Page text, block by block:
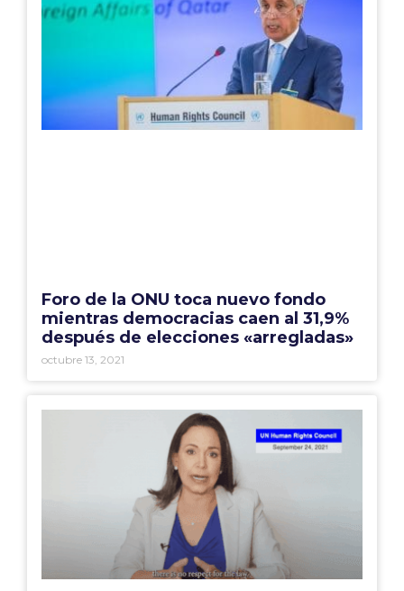
Foro de la ONU toca nuevo fondo
mientras democracias caen al 31,9%
después de elecciones «arregladas»
octubre 13, 2021